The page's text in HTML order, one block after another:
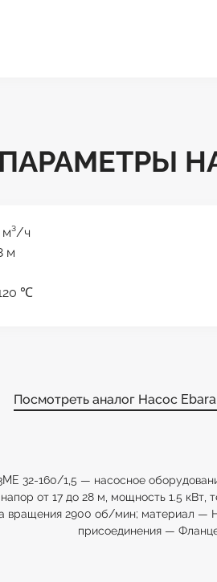
м³/ч
м
℃
Посмотреть аналог Насос
32-160/1,5 — насосное
от 17 до 28 м, мощность 1.5 кВт,
вращения 2900 об/мин; материал —
присоединения —